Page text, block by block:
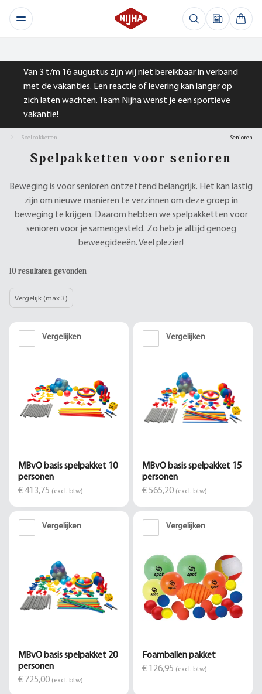
Van 3 t/m 16 augustus zijn wij niet bereikbaar in verband
met de vakanties. Een reactie of levering kan langer op
zich laten wachten. Team Nijha wenst je een sportieve
vakantie!
Spelpakketten Senioren
Spelpakketten voor senioren
Beweging is voor senioren ontzettend belangrijk. Het kan lastig
zijn om nieuwe manieren te verzinnen om deze groep in
beweging te krijgen. Daarom hebben we spelpakketten voor
senioren voor je samengesteld. Zo heb je altijd genoeg
beweegideeën. Veel plezier!
10 resultaten gevonden
Vergelijk (max 3)
Vergelijken
MBvO basis spelpakket 10
personen
€ 413,75 (excl. btw)
Vergelijken
MBvO basis spelpakket 15
personen
€ 565,20 (excl. btw)
Vergelijken
MBvO basis spelpakket 20
personen
€ 725,00 (excl. btw)
Vergelijken
Foamballen pakket
€ 126,95 (excl. btw)